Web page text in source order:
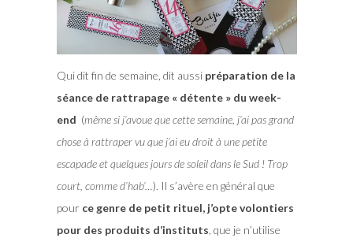
Qui dit fin de semaine, dit aussi préparation de la
séance de rattrapage « détente » du week-
end (même si j’avoue que cette semaine, j’ai pas grand
chose à rattraper vu que j’ai eu droit à une petite
escapade et quelques jours de soleil dans le Sud ! Trop
court, comme d’hab’…). Il s’avère en général que
pource genre de petit rituel, j’opte volontiers
pour des produits d’instituts , que je n’utilise